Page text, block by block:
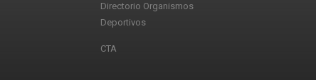
Directorio Organismos
Deportivos
CTA